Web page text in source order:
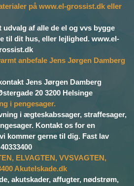
på www.el-grossist.dk eller
af alle de el og vvs bygge
til dit hus, eller lejlighed. www.el-
anbefale Jens Jørgen Damberg
Jens Jørgen Damberg
20 3200 Helsinge
i pengesager.
i ægteskabssager, straffesager,
Kontakt os for en
kommer gerne til dig. Fast lav
ELVAGTEN, VVSVAGTEN,
Akutelskade.dk
akutskader, affugter, nødstrøm,